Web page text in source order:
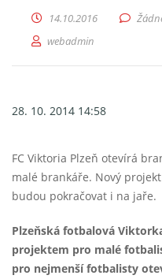
14.10.2016
webadmin
28. 10. 2014 14:58
FC Viktoria Plzeň otevírá
malé brankáře. Nový
budou pokračovat i na jaře.
Plzeňská fotbalová
projektem pro malé
pro nejmenší fotbalisty